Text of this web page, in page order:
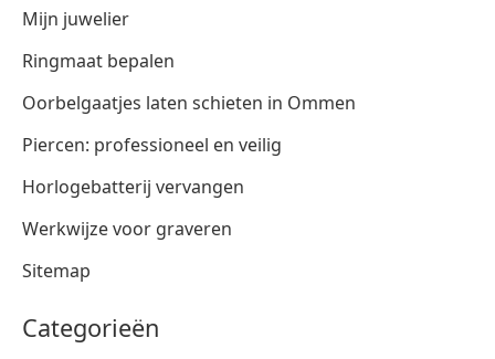
Mijn juwelier
Ringmaat bepalen
Oorbelgaatjes laten schieten in Ommen
Piercen: professioneel en veilig
Horlogebatterij vervangen
Werkwijze voor graveren
Sitemap
Categorieën